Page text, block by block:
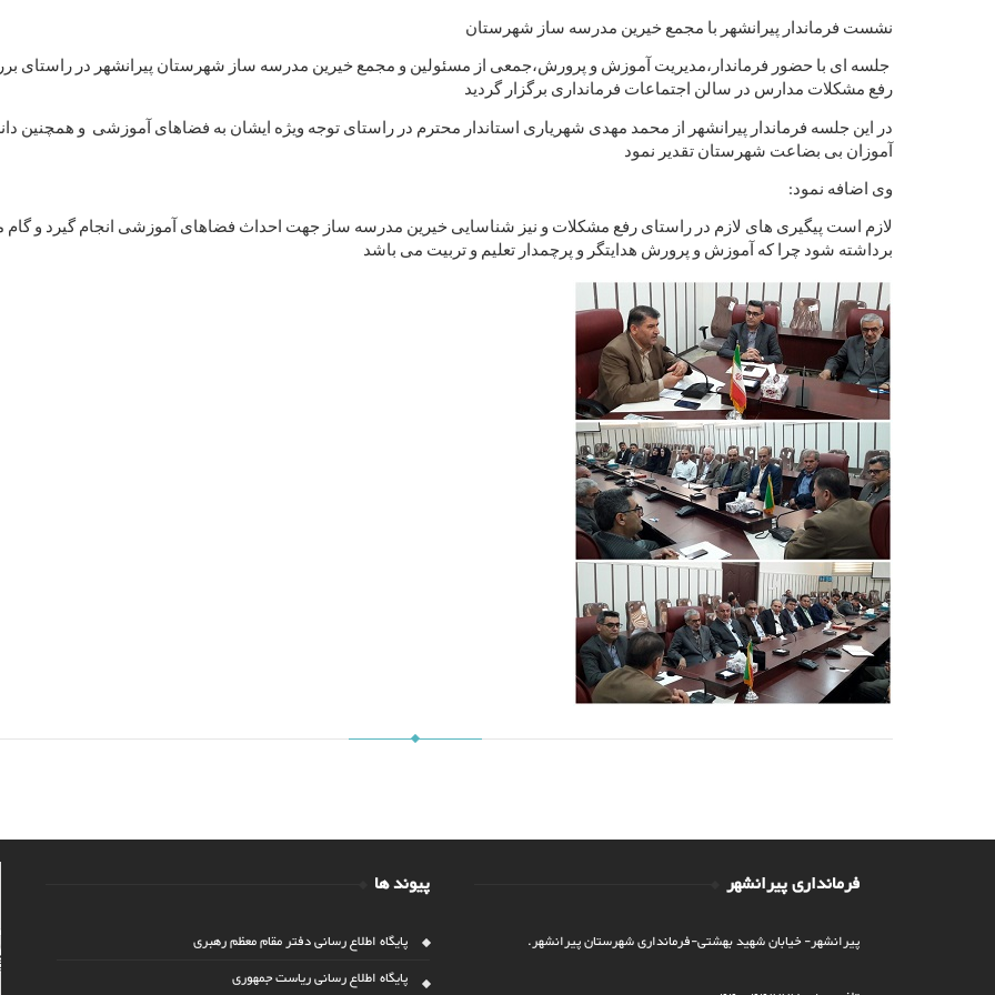
نشست فرماندار پیرانشهر با مجمع خیرین مدرسه ساز شهرستان
جلسه ای با حضور فرماندار،مدیریت آموزش و پرورش،جمعی از مسئولین و مجمع خیرین مدرسه ساز شهرستان پیرانشهر در راستای
رفع مشکلات مدارس در سالن اجتماعات فرمانداری برگزار گردید
در این جلسه فرماندار پیرانشهر از محمد مهدی شهریاری استاندار محترم در راستای توجه ویژه ایشان به فضاهای آموزشی و همچنین
آموزان بی بضاعت شهرستان تقدیر نمود
وی اضافه نمود:
لازم است پیگیری های لازم در راستای رفع مشکلات و نیز شناسایی خیرین مدرسه ساز جهت احداث فضاهای آموزشی انجام گیرد و گام
برداشته شود چرا که آموزش و پرورش هدایتگر و پرچمدار تعلیم و تربیت می باشد
فرمانداری پیرانشهر
پیرانشهر- خیابان شهید بهشتی-فرمانداری شهرستان پیرانشهر.
پیوند ها
پایگاه اطلاع رسانی دفتر مقام معظم رهبری
پایگاه اطلاع رسانی ریاست جمهوری